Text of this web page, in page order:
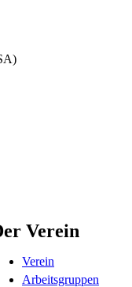
Verein
Verein
Arbeitsgruppen